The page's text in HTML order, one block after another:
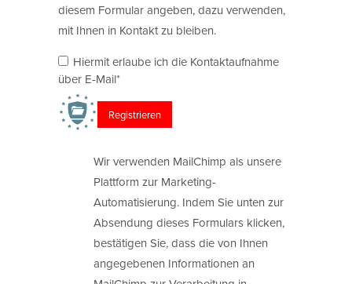
diesem Formular angeben, dazu verwenden,
mit Ihnen in Kontakt zu bleiben.
Hiermit erlaube ich die Kontaktaufnahme
über E-Mail*
Wir verwenden MailChimp als unsere
Plattform zur Marketing-
Automatisierung. Indem Sie unten zur
Absendung dieses Formulars klicken,
bestätigen Sie, dass die von Ihnen
angegebenen Informationen an